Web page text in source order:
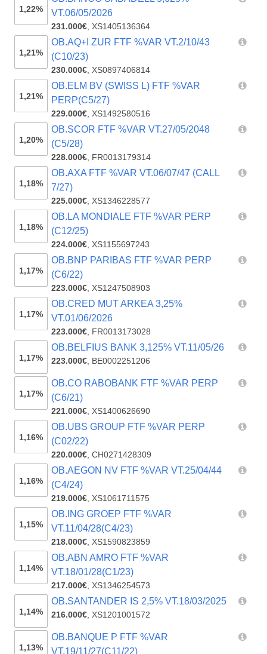
1,22%
VT.06/05/2026
231.000€,XS1405136364
1,21%
OB.AQ+I ZUR FTF %VAR VT.2/10/43
(C10/23)
230.000€,XS0897406814
1,21%
OB.ELM BV (SWISS L) FTF %VAR
PERP(C5/27)
229.000€,XS1492580516
1,20%
OB.SCOR FTF %VAR VT.27/05/2048
(C5/28)
228.000€, FR0013179314
1,18%
OB.AXA FTF %VAR VT.06/07/47 (CALL
7/27)
225.000€,XS1346228577
1,18%
OB.LA MONDIALE FTF %VAR PERP
(C12/25)
224.000€,XS1155697243
1,17%
OB.BNP PARIBAS FTF %VAR PERP
(C6/22)
223.000€,XS1247508903
1,17%
OB.CRED MUT ARKEA 3,25%
VT.01/06/2026
223.000€, FR0013173028
1,17%
OB.BELFIUS BANK 3,125% VT.11/05/26
223.000€, BE0002251206
1,17%
OB.CO RABOBANK FTF %VAR PERP
(C6/21)
221.000€,XS1400626690
1,16%
OB.UBS GROUP FTF %VAR PERP
(C02/22)
220.000€,CH0271428309
1,16%
OB.AEGON NV FTF %VAR VT.25/04/44
(C4/24)
219.000€,XS1061711575
1,15%
OB.ING GROEP FTF %VAR
VT.11/04/28(C4/23)
218.000€,XS1590823859
1,14%
OB.ABN AMRO FTF %VAR
VT.18/01/28(C1/23)
217.000€,XS1346254573
1,14%
OB.SANTANDER IS 2,5% VT.18/03/2025
216.000€,XS1201001572
1,13%
OB.BANQUE P FTF %VAR
VT.19/11/27(C11/22)